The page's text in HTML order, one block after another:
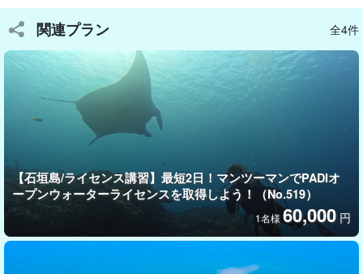
ライセンスを持っていない友達と一緒にダイビングすることが可
能です。（1本目は一緒に潜って2本目は別で潜ることや、1本目も
2本目も一緒に潜るなど）
体験ダイビングの方と一緒に潜る場合は、体験ダイビングの方に
合わせて水深の浅いポイントでダイビングを実施します。お気軽
にご相談くださいませ。
関連プラン 全4件
【石垣島/ライセンス講習】最短2日！マンツーマンでPADIオ
ープンウォーターライセンスを取得しよう！（No.519）
1名様60,000 円